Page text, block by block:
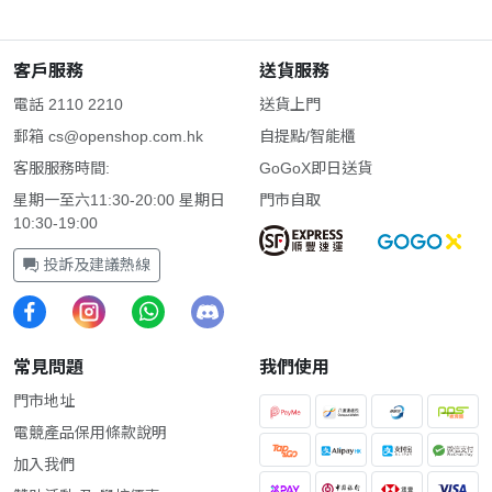
客戶服務
電話 2110 2210
郵箱 cs@openshop.com.hk
客服服務時間:
星期一至六11:30-20:00 星期日
10:30-19:00
投訴及建議熱線
送貨服務
送貨上門
自提點/智能櫃
GoGoX即日送貨
門市自取
常見問題
門市地址
電競產品保用條款說明
加入我們
我們使用